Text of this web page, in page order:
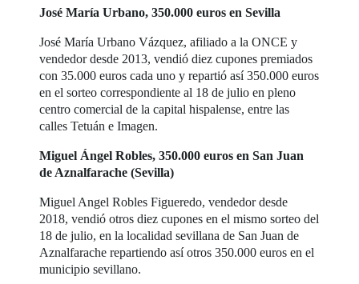
José María Urbano, 350.000 euros en Sevilla
José María Urbano Vázquez, afiliado a la ONCE y
vendedor desde 2013, vendió diez cupones premiados
con 35.000 euros cada uno y repartió así 350.000 euros
en el sorteo correspondiente al 18 de julio en pleno
centro comercial de la capital hispalense, entre las
calles Tetuán e Imagen.
Miguel Ángel Robles, 350.000 euros en San Juan
de Aznalfarache (Sevilla)
Miguel Angel Robles Figueredo, vendedor desde
2018, vendió otros diez cupones en el mismo sorteo del
18 de julio, en la localidad sevillana de San Juan de
Aznalfarache repartiendo así otros 350.000 euros en el
municipio sevillano.